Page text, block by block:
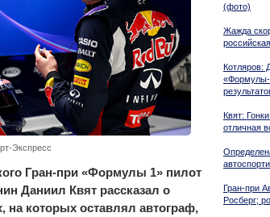
(фото)
Жажда
Котляров:
«Формулы-
Квят:
отличная
Гран-при
Росберг;
Экспресс
Гран-при «Формулы 1» пилот
Даниил Квят рассказал о
на которых оставлял автограф,